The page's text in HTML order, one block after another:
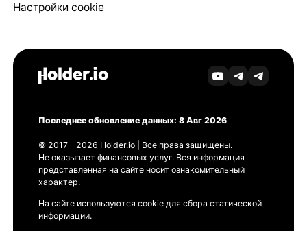
Настройки cookie
Последнее обновление данных: 8 Авг 2026
© 2017 - 2026 Holder.io | Все права защищены.
Не оказывает финансовых услуг. Вся информация
представленная на сайте носит ознакомительный
характер.
На сайте используются cookie для сбора статической
информации.